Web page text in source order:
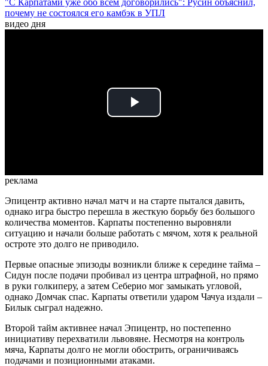
почему не состоялся его камбэк в УПЛ
видео дня
Play
реклама
Эпицентр активно начал матч и на старте пытался давить,
однако игра быстро перешла в жесткую борьбу без большого
количества моментов. Карпаты постепенно выровняли
ситуацию и начали больше работать с мячом, хотя к реальной
остроте это долго не приводило.
Первые опасные эпизоды возникли ближе к середине тайма –
Сидун после подачи пробивал из центра штрафной, но прямо
в руки голкиперу, а затем Себерио мог замыкать угловой,
однако Домчак спас. Карпаты ответили ударом Чачуа издали –
Билык сыграл надежно.
Второй тайм активнее начал Эпицентр, но постепенно
инициативу перехватили львовяне. Несмотря на контроль
мяча, Карпаты долго не могли обострить, ограничиваясь
подачами и позиционными атаками.